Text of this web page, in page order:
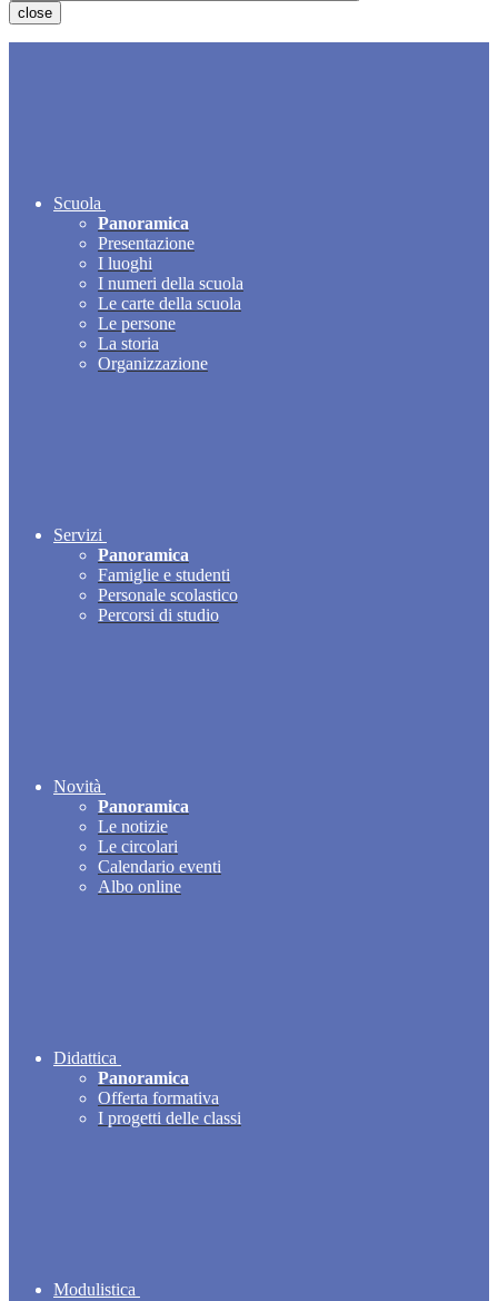
close
Scuola
Panoramica
Presentazione
I luoghi
I numeri della scuola
Le carte della scuola
Le persone
La storia
Organizzazione
Servizi
Panoramica
Famiglie e studenti
Personale scolastico
Percorsi di studio
Novità
Panoramica
Le notizie
Le circolari
Calendario eventi
Albo online
Didattica
Panoramica
Offerta formativa
I progetti delle classi
Modulistica